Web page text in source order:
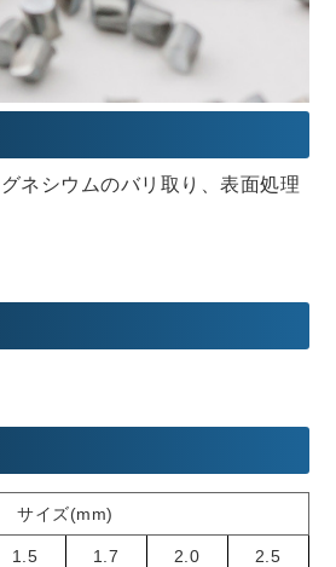
ネシウムのバリ取り、表面処理
サイズ(mm)
1.5 1.7 2.0 2.5